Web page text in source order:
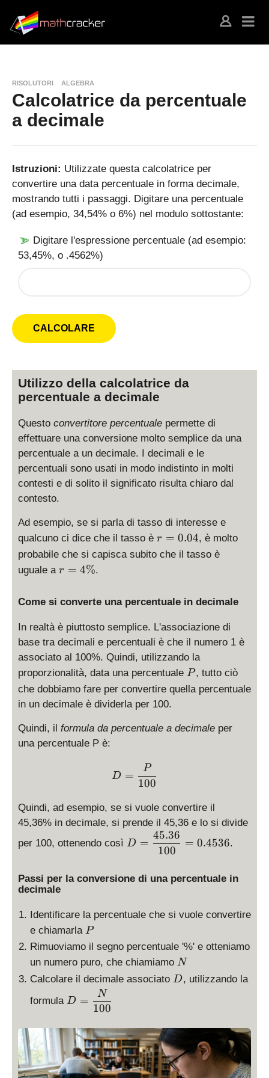
RISOLUTORI ALGEBRA
Calcolatrice da percentuale
a decimale
Istruzioni: Utilizzate questa calcolatrice per
convertire una data percentuale in forma decimale,
mostrando tutti i passaggi. Digitare una percentuale
(ad esempio, 34,54% o 6%) nel modulo sottostante:
Digitare l'espressione percentuale (ad esempio:
53,45%, o .4562%)
Utilizzo della calcolatrice da
percentuale a decimale
Questo convertitore percentuale permette di
effettuare una conversione molto semplice da una
percentuale a un decimale. I decimali e le
percentuali sono usati in modo indistinto in molti
contesti e di solito il significato risulta chiaro dal
contesto.
Ad esempio, se si parla di tasso di interesse e
qualcuno ci dice che il tasso è r
=
r = 0.04, è molto
probabile che si capisca subito che il tasso è
uguale a r
\
%
r = 4%.
Come si converte una percentuale in decimale
In realtà è piuttosto semplice. L'associazione di
base tra decimali e percentuali è che il numero 1 è
associato al 100%. Quindi, utilizzando la
proporzionalità, data una percentuale P
P, tutto ciò
che dobbiamo fare per convertire quella percentuale
in un decimale è dividerla per 100.
Quindi, il formula da percentuale a decimale per
una percentuale P è:
D = \displaystyle
D =
100
P
Quindi, ad esempio, se si vuole convertire il
45,36% in decimale, si prende il 45,36 e lo si divide
per 100, ottenendo così D
=
d
la
st
yl
e
\
{
4
5.
3
D =
100
45.36
= 0.4536.
Passi per la conversione di una percentuale in
decimale
Identificare la percentuale che si vuole convertire
e chiamarla P
P
Rimuoviamo il segno percentuale '%' e otteniamo
un numero puro, che chiamiamo N
N
Calcolare il decimale associato D
D, utilizzando la
formula D
=
is
p
la
D =
100
N